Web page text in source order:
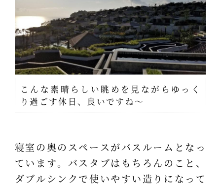
こんな素晴らしい眺めを見ながらゆっく
り過ごす休日、良いですね～
寝室の奥のスペースがバスルームとなっ
ています。バスタブはもちろんのこと、
ダブルシンクで使いやすい造りになって